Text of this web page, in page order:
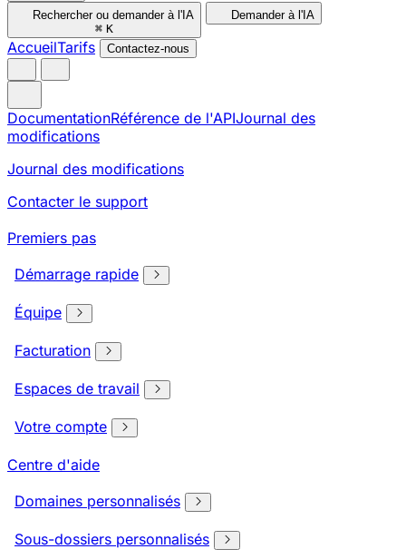
Rechercher ou demander à l'IA
⌘ K
Demander à l'IA
AccueilTarifs Contactez-nous
DocumentationRéférence de l'APIJournal des
modifications
Journal des modifications
Contacter le support
Premiers pas
Démarrage rapide
Équipe
Facturation
Espaces de travail
Votre compte
Centre d'aide
Domaines personnalisés
Sous-dossiers personnalisés